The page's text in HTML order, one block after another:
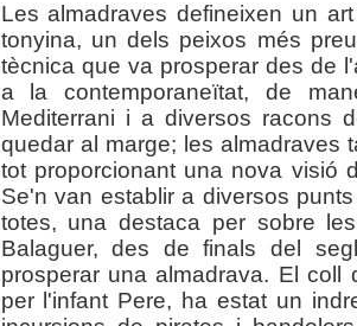
Les almadraves defineixen un
tonyina, un dels peixos més
tècnica que va prosperar des de
a la contemporaneïtat, de
Mediterrani i a diversos racons
quedar al marge; les almadraves
tot proporcionant una nova visió
Se'n van establir a diversos
totes, una destaca per sobre
Balaguer, des de finals del
prosperar una almadrava. El coll
per l'infant Pere, ha estat un